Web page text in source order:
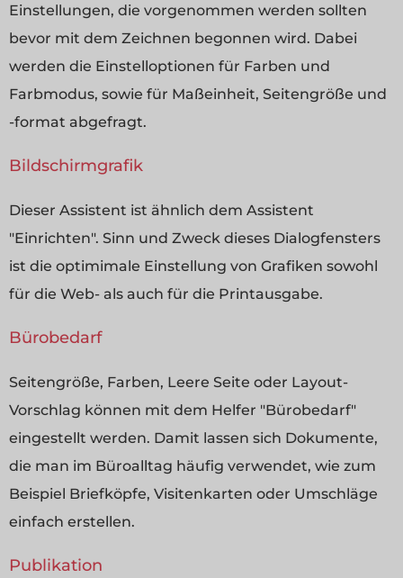
Einstellungen, die vorgenommen werden sollten
bevor mit dem Zeichnen begonnen wird. Dabei
werden die Einstelloptionen für Farben und
Farbmodus, sowie für Maßeinheit, Seitengröße und
-format abgefragt.
Bildschirmgrafik
Dieser Assistent ist ähnlich dem Assistent
"Einrichten". Sinn und Zweck dieses Dialogfensters
ist die optimimale Einstellung von Grafiken sowohl
für die Web- als auch für die Printausgabe.
Bürobedarf
Seitengröße, Farben, Leere Seite oder Layout-
Vorschlag können mit dem Helfer "Bürobedarf"
eingestellt werden. Damit lassen sich Dokumente,
die man im Büroalltag häufig verwendet, wie zum
Beispiel Briefköpfe, Visitenkarten oder Umschläge
einfach erstellen.
Publikation